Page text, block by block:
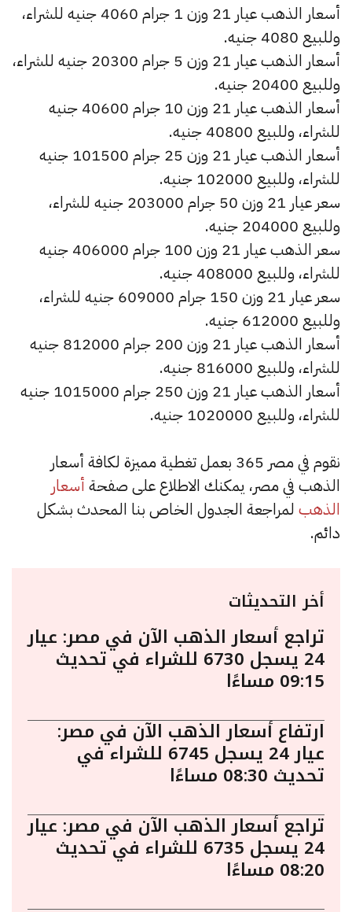
أسعار الذهب عيار 21 وزن 1 جرام 4060 جنيه للشراء،
وللبيع 4080 جنيه.
أسعار الذهب عيار 21 وزن 5 جرام 20300 جنيه للشراء،
وللبيع 20400 جنيه.
أسعار الذهب عيار 21 وزن 10 جرام 40600 جنيه
للشراء، وللبيع 40800 جنيه.
أسعار الذهب عيار 21 وزن 25 جرام 101500 جنيه
للشراء، وللبيع 102000 جنيه.
سعر عيار 21 وزن 50 جرام 203000 جنيه للشراء،
وللبيع 204000 جنيه.
سعر الذهب عيار 21 وزن 100 جرام 406000 جنيه
للشراء، وللبيع 408000 جنيه.
سعر عيار 21 وزن 150 جرام 609000 جنيه للشراء،
وللبيع 612000 جنيه.
أسعار الذهب عيار 21 وزن 200 جرام 812000 جنيه
للشراء، وللبيع 816000 جنيه.
أسعار الذهب عيار 21 وزن 250 جرام 1015000 جنيه
للشراء، وللبيع 1020000 جنيه.
نقوم في مصر 365 بعمل تغطية مميزة لكافة أسعار
الذهب في مصر، يمكنك الاطلاع على صفحة أسعار
الذهب لمراجعة الجدول الخاص بنا المحدث بشكل
دائم.
أخر التحديثات
تراجع أسعار الذهب الآن في مصر: عيار
24 يسجل 6730 للشراء في تحديث
09:15 مساءًا
ارتفاع أسعار الذهب الآن في مصر:
عيار 24 يسجل 6745 للشراء في
تحديث 08:30 مساءًا
تراجع أسعار الذهب الآن في مصر: عيار
24 يسجل 6735 للشراء في تحديث
08:20 مساءًا